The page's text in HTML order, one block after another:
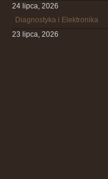
24 lipca, 2026
Diagnostyka i Elektronika
23 lipca, 2026